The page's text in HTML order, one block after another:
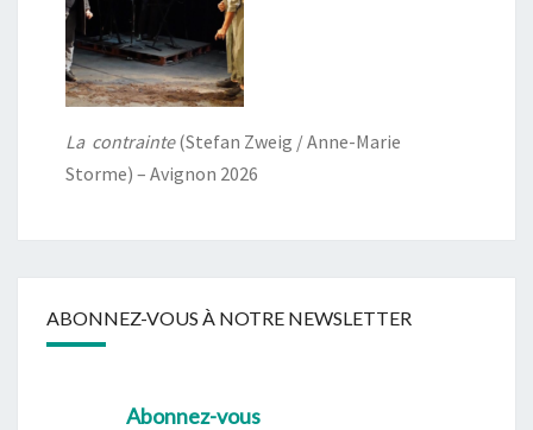
La contrainte(Stefan Zweig / Anne-Marie
Storme) – Avignon 2026
ABONNEZ-VOUS À NOTRE NEWSLETTER
Abonnez-vous